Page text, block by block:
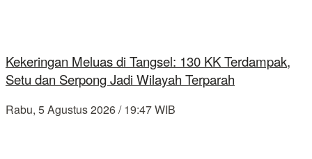
Kekeringan Meluas di Tangsel: 130 KK Terdampak,
Setu dan Serpong Jadi Wilayah Terparah
Rabu, 5 Agustus 2026 / 19:47 WIB